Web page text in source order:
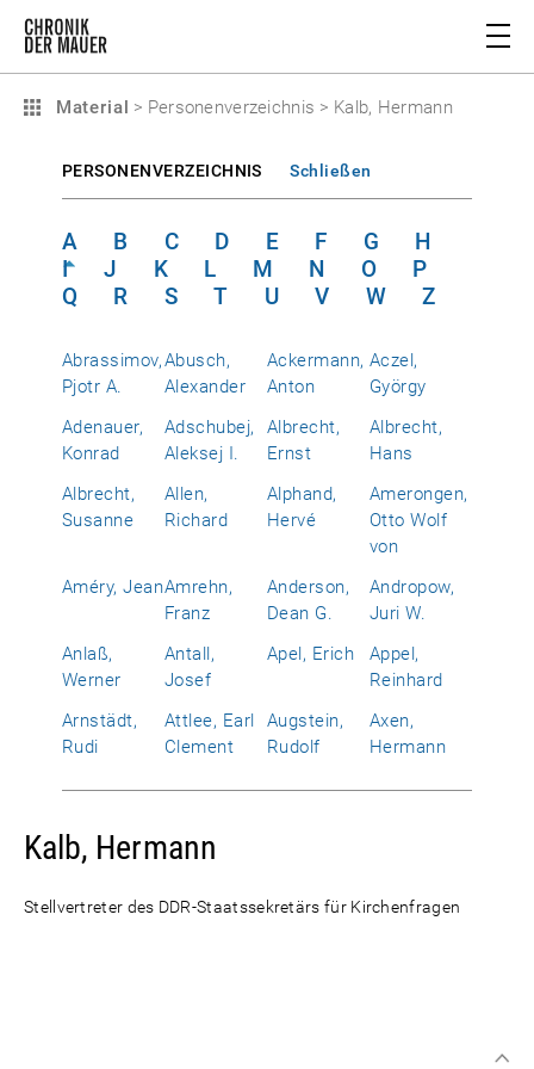
Material > Personenverzeichnis > Kalb, Hermann
PERSONENVERZEICHNIS Schließen
A B C D E F G
H
I
J K L M N O
P
Q
R S T U V W Z
Abrassimov,
Pjotr A.
Abusch,
Alexander
Ackermann,
Anton
Aczel,
György
Adenauer,
Konrad
Adschubej,
Aleksej I.
Albrecht,
Ernst
Albrecht,
Hans
Albrecht,
Susanne
Allen,
Richard
Alphand,
Hervé
Amerongen,
Otto Wolf
von
Améry, JeanAmrehn,
Franz
Anderson,
Dean G.
Andropow,
Juri W.
Anlaß,
Werner
Antall,
Josef
Apel, Erich
Appel,
Reinhard
Arnstädt,
Rudi
Attlee, Earl
Clement
Augstein,
Rudolf
Axen,
Hermann
Kalb, Hermann
Stellvertreter des DDR-Staatssekretärs für Kirchenfragen